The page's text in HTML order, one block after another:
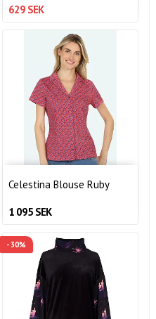
629 SEK
Celestina Blouse Ruby
1 095 SEK
- 30%